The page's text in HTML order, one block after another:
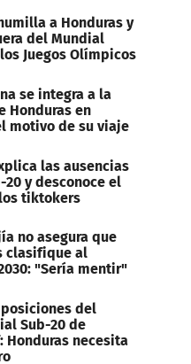
a Honduras y
del Mundial
Juegos Olímpicos
se integra a la
Honduras en
motivo de su viaje
las ausencias
20 y desconoce el
tiktokers
no asegura que
clasifique al
"Sería mentir"
del
Sub-20 de
Honduras necesita